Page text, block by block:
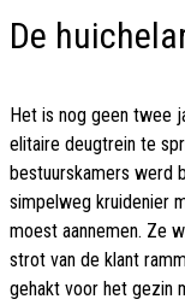
De
Het is nog geen twee
elitaire deugtrein te
bestuurskamers werd
simpelweg kruidenier
moest aannemen. Ze
strot van de klant
gehakt voor het gezin